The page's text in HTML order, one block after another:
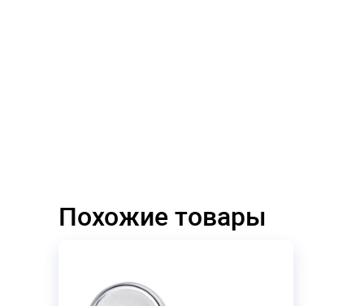
Похожие товары